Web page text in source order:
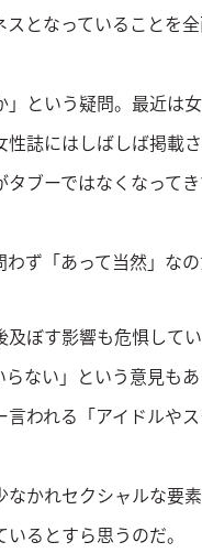
となっていることを
という疑問。最近は
誌にはしばしば掲載さ
ブーではなくなって
ず「あって当然」なの
ぼす影響も危惧してい
ない」という意見もあ
われる「アイドルや
かれセクシャルな要素
るとすら思うのだ。